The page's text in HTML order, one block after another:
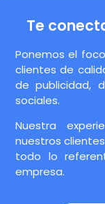
Te
Ponemos el
clientes de
de publicidad,
sociales.
Nuestra
nuestros
todo lo
empresa.